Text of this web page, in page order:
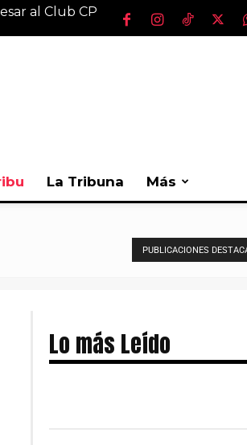
al Club CP
La Tribuna Más
PUBLICACIONES
Lo más Leído